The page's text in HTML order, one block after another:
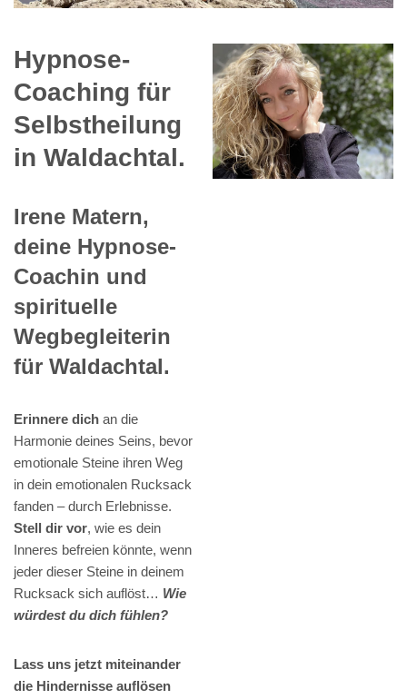
Hypnose-
Coaching für
Selbstheilung
in Waldachtal.
Irene Matern,
deine Hypnose-
Coachin und
spirituelle
Wegbegleiterin
für Waldachtal.
Erinnere dich an die
Harmonie deines Seins, bevor
emotionale Steine ihren Weg
in dein emotionalen Rucksack
fanden – durch Erlebnisse.
Stell dir vor, wie es dein
Inneres befreien könnte, wenn
jeder dieser Steine in deinem
Rucksack sich auflöst… Wie
würdest du dich fühlen?
Lass uns jetzt miteinander
die Hindernisse auflösen